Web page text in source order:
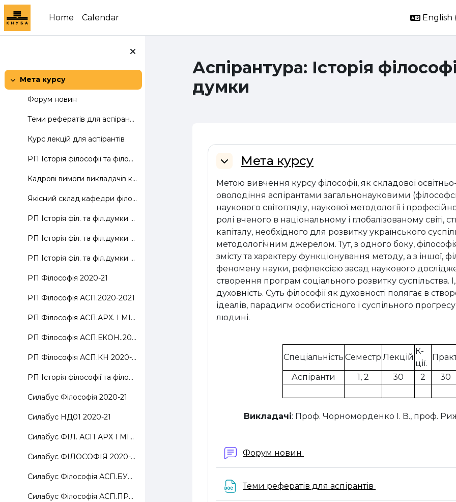
Skip to main content
Home
Calendar English
Collapse
Мета курсу
Форум новин
Теми рефератів для аспірантів
Курс лекцій для аспірантів
РП Історія філософії та філософської думки
Кадрові вимоги викладачів кафедри
Якісний склад кафедри філософії
РП Історія філ. та філ.думки 2020-21
РП Історія філ. та філ.думки 2020-2021
РП Історія філ. та філ.думки 2020-2021 1
РП Філософія 2020-21
РП Філософія АСП.2020-2021
РП Філософія АСП.АРХ. І МІСТОБ..2020-21
РП Філософія АСП.ЕКОН..2020-21
РП Філософія АСП.КН 2020-21
РП Історія філософії та філософської думки 2020
Силабус Фiлософія 2020-21
Силабус НД01 2020-21
Силабус ФІЛ. АСП АРХ І МІСТОБ..2020-21
Силабус ФІЛОСОФІЯ 2020-21
Силабус Філософія АСП.БУДІВНИЦТВО
Силабус Філософія АСП.ПРИК.МЕХ..2021-22
Аспірантура: Історія
думки
Section outline
CollapseМета курсу
Метою вивчення курсу філософії, як складової
оволодіння аспірантами загальнонауковими
наукового світогляду, наукової методології і
ролі вченого в національному і глобалізованому світі,
капіталу, необхідного для розвитку українського
методологічним джерелом. Тут, з одного боку,
змісту та характеру функціонування методу, а з іншої,
феномену науки, рефлексією засад наукового
створення програм соціального розвитку суспільства.
духовність. Суть філософії як духовності полягає в
ідеалів, парадигм особистісного і суспільного
людині.
Спеціальність Семестр Лекцій
К-
ції.
Аспіранти 1, 2 30 2 30
Викладачі: Проф. Чорноморденко І. В., проф.
Форум новин
Теми рефератів для аспірантів